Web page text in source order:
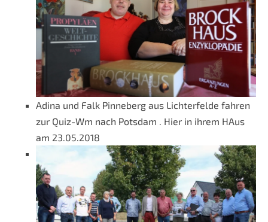
Adina und Falk Pinneberg aus Lichterfelde fahren
zur Quiz-Wm nach Potsdam . Hier in ihrem HAus
am 23.05.2018